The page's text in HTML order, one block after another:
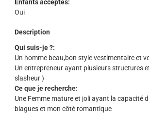
Enfants acceptés:
Oui
Description
Qui suis-je ?:
Un homme beau,bon style vestimentaire et
Un entrepreneur ayant plusieurs structures
slasheur )
Ce que je recherche:
Une Femme mature et joli ayant la capacité
blagues et mon côté romantique